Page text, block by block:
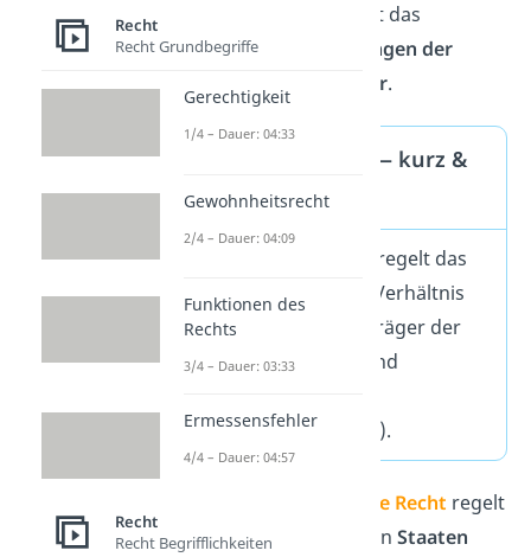
Im Gegenzug dazu regelt das
Privatrecht
Beziehungen der
Menschen untereinander.
Öffentliches Recht — kurz &
knapp
In der Rechtsordnung regelt das
öffentliche Recht
das Verhältnis
zwischen dem Staat (Träger der
öffentlichen Gewalt) und
(Privatrechtssubjekten).
öffentliche Recht regelt
auch die Beziehungen vonStaaten
Recht
Recht Grundbegriffe
Gerechtigkeit
1/4 – Dauer: 04:33
Gewohnheitsrecht
2/4 – Dauer: 04:09
Funktionen des
Rechts
3/4 – Dauer: 03:33
Ermessensfehler
4/4 – Dauer: 04:57
Recht
Recht Begrifflichkeiten